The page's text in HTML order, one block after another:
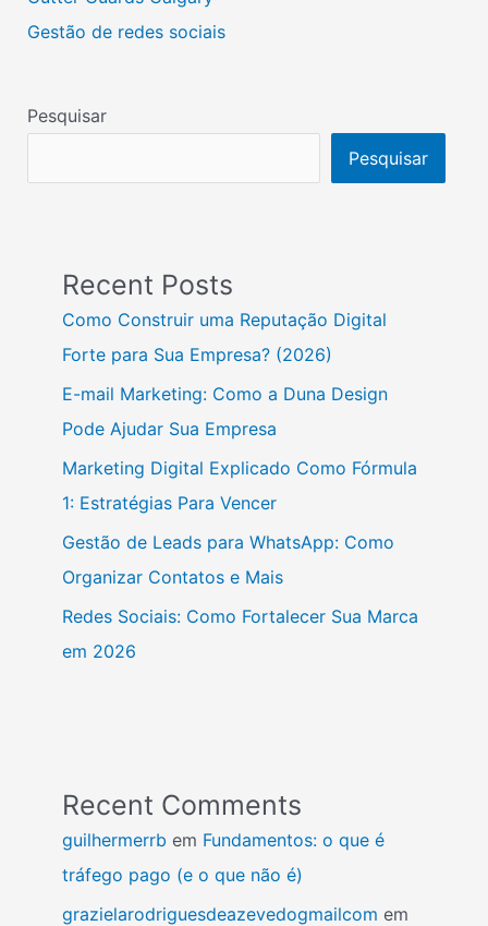
Gestão de redes sociais
Pesquisar
Pesquisar
Recent Posts
Como Construir uma Reputação Digital
Forte para Sua Empresa? (2026)
E-mail Marketing: Como a Duna Design
Pode Ajudar Sua Empresa
Marketing Digital Explicado Como Fórmula
1: Estratégias Para Vencer
Gestão de Leads para WhatsApp: Como
Organizar Contatos e Mais
Redes Sociais: Como Fortalecer Sua Marca
em 2026
Recent Comments
guilhermerrb em Fundamentos: o que é
tráfego pago (e o que não é)
grazielarodriguesdeazevedogmailcom em